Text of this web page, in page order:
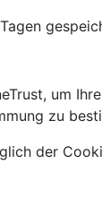
um
zu
der